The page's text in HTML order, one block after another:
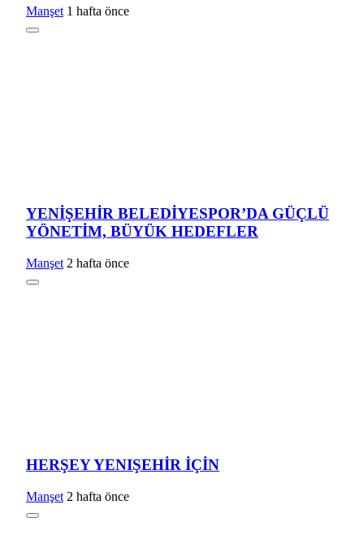
Manşet 1 hafta önce
YENİŞEHİR BELEDİYESPOR’DA GÜÇLÜ
YÖNETİM, BÜYÜK HEDEFLER
Manşet 2 hafta önce
HERŞEY YENIŞEHİR İÇİN
Manşet 2 hafta önce